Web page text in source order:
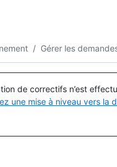
/ Gérer les
de correctifs n’est
une mise à niveau vers la